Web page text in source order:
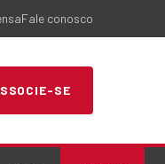
Fale conosco
SE